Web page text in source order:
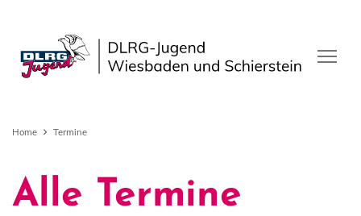
Home Termine
Alle Termine